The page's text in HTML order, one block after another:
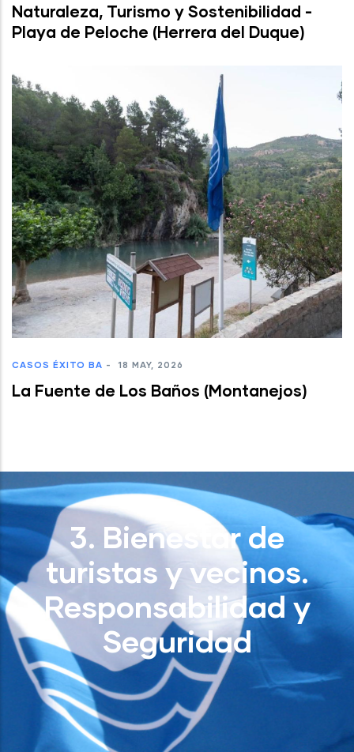
Naturaleza, Turismo y Sostenibilidad -
Playa de Peloche (Herrera del Duque)
CASOS ÉXITO BA - 18 MAY, 2026
La Fuente de Los Baños (Montanejos)
3. Bienestar de
turistas y vecinos.
Responsabilidad y
Seguridad